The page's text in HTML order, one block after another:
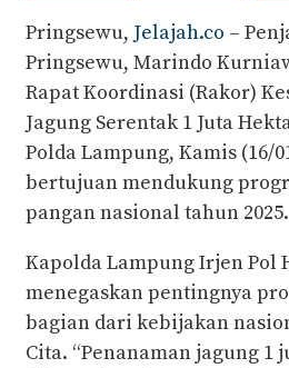
Pringsewu, Jelajah.co –
Pringsewu, Marindo
Rapat Koordinasi (Rakor)
Jagung Serentak 1 Juta
Polda Lampung, Kamis (16/
bertujuan mendukung
pangan nasional tahun 2025.
Kapolda Lampung Irjen Pol
menegaskan pentingnya
bagian dari kebijakan
Cita. “Penanaman jagung 1